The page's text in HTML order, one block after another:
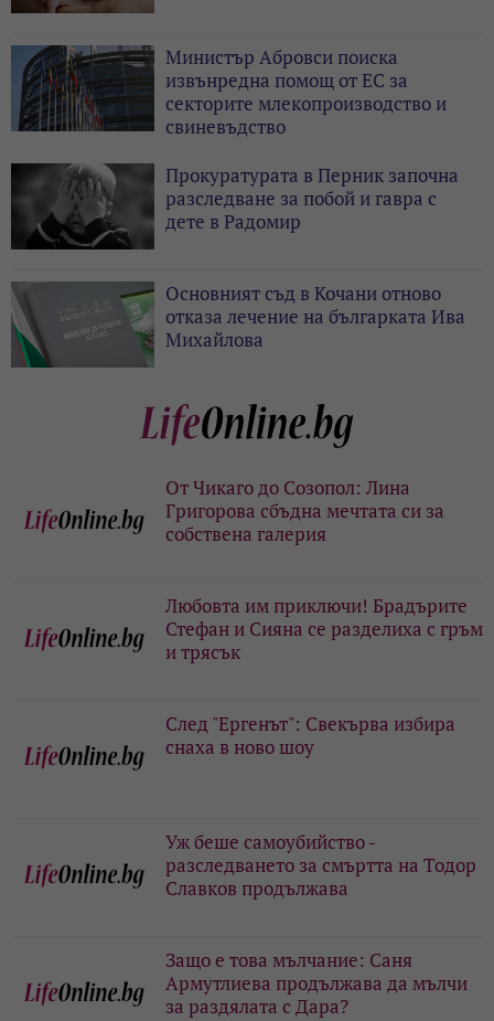
Министър Абровси поиска
извънредна помощ от ЕС за
секторите млекопроизводство и
свиневъдство
Прокуратурата в Перник започна
разследване за побой и гавра с
дете в Радомир
Основният съд в Кочани отново
отказа лечение на българката Ива
Михайлова
От Чикаго до Созопол: Лина
Григорова сбъдна мечтата си за
собствена галерия
Любовта им приключи! Брадърите
Стефан и Сияна се разделиха с гръм
и трясък
След "Ергенът": Свекърва избира
снаха в ново шоу
Уж беше самоубийство -
разследването за смъртта на Тодор
Славков продължава
Защо е това мълчание: Саня
Армутлиева продължава да мълчи
за раздялата с Дара?